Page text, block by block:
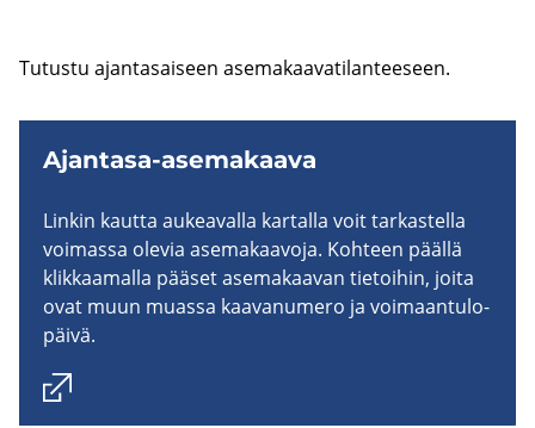
Tu­tus­tu ajan­ta­sai­seen ase­ma­kaa­va­ti­lan­tee­seen.
Ajantasa-​asemakaava
Lin­kin kaut­ta au­kea­val­la kar­tal­la voit tar­kas­tel­la
voi­mas­sa ole­via ase­ma­kaa­vo­ja. Koh­teen pääl­lä
klik­kaa­mal­la pää­set ase­ma­kaa­van tie­toi­hin, joita
ovat muun muas­sa kaa­va­nu­me­ro ja voi­maan­tu­lo­
päi­vä.